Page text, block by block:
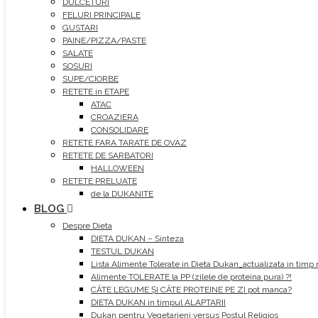
DULCETURI
FELURI PRINCIPALE
GUSTARI
PAINE/PIZZA/PASTE
SALATE
SOSURI
SUPE/CIORBE
RETETE in ETAPE
ATAC
CROAZIERA
CONSOLIDARE
RETETE FARA TARATE DE OVAZ
RETETE DE SARBATORI
HALLOWEEN
RETETE PRELUATE
de la DUKANITE
BLOG
Despre Dieta
DIETA DUKAN – Sinteza
TESTUL DUKAN
Lista Alimente Tolerate in Dieta Dukan_actualizata in timp
Alimente TOLERATE la PP (zilele de proteina pura) ?!
CÂTE LEGUME ȘI CÂTE PROTEINE PE ZI pot manca?
DIETA DUKAN in timpul ALAPTARII
Dukan pentru Vegetarieni versus Postul Religios